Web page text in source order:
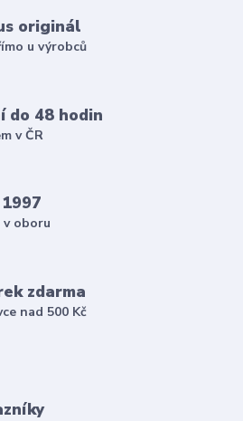
originál
u výrobců
do 48 hodin
v ČR
v oboru
zdarma
nad 500 Kč